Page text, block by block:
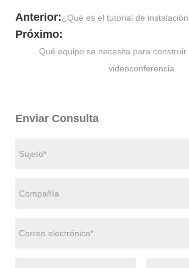
Anterior:¿Qué es el tutorial de
Próximo:
Qué equipo se necesita para construir
videoconferencia
Enviar Consulta